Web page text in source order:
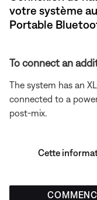
votre système
Portable
To connect an
The system has an
connected to a
post-mix.
Cette